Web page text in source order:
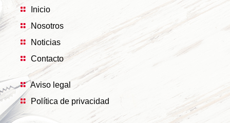
Inicio
Nosotros
Noticias
Contacto
Aviso legal
Política de privacidad